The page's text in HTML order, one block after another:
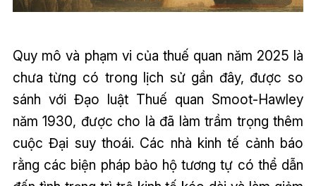
Quy mô và phạm vi của thuế quan năm 2025 là
chưa từng có trong lịch sử gần đây, được so
sánh với Đạo luật Thuế quan Smoot-Hawley
năm 1930, được cho là đã làm trầm trọng thêm
cuộc Đại suy thoái. Các nhà kinh tế cảnh báo
rằng các biện pháp bảo hộ tương tự có thể dẫn